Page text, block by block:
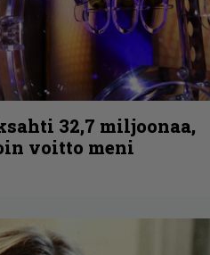
32,7 miljoonaa,
voitto meni